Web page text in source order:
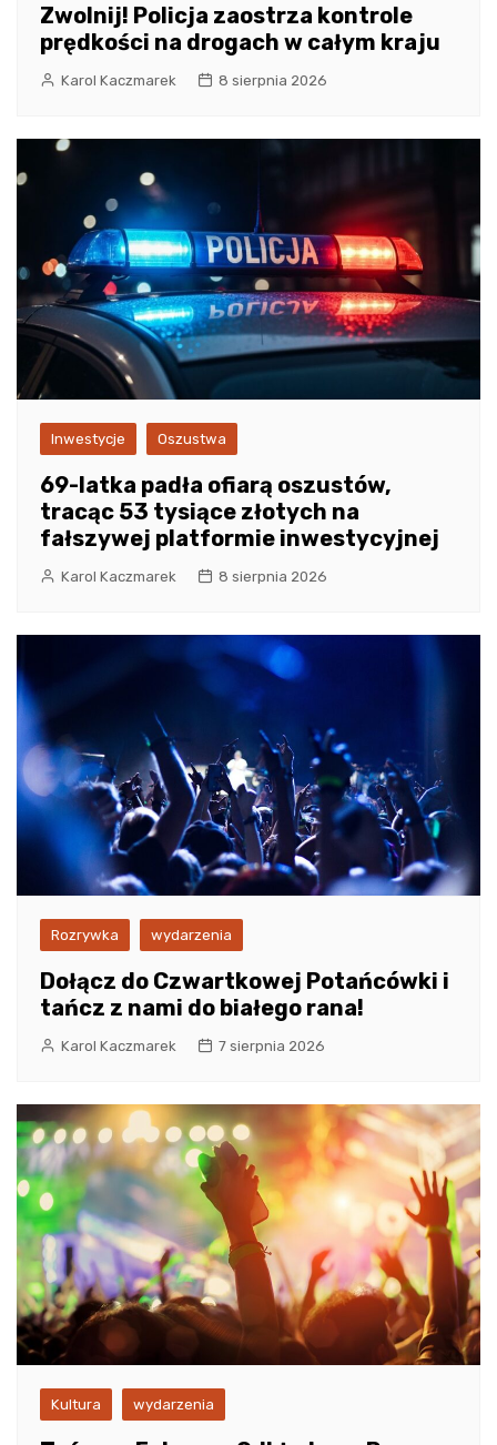
Zwolnij! Policja zaostrza kontrole
prędkości na drogach w całym kraju
Karol Kaczmarek 8 sierpnia 2026
Inwestycje Oszustwa
69-latka padła ofiarą oszustów,
tracąc 53 tysiące złotych na
fałszywej platformie inwestycyjnej
Karol Kaczmarek 8 sierpnia 2026
Rozrywka wydarzenia
Dołącz do Czwartkowej Potańcówki i
tańcz z nami do białego rana!
Karol Kaczmarek 7 sierpnia 2026
Kultura wydarzenia